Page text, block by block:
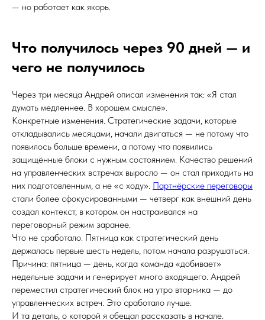
— но работает как якорь.
Что получилось через 90 дней — и
чего не получилось
Через три месяца Андрей описал изменения так: «Я стал
думать медленнее. В хорошем смысле».
Конкретные изменения. Стратегические задачи, которые
откладывались месяцами, начали двигаться — не потому что
появилось больше времени, а потому что появились
защищённые блоки с нужным состоянием. Качество решений
на управленческих встречах выросло — он стал приходить на
них подготовленным, а не «с ходу». Партнёрские переговоры
стали более сфокусированными — четверг как внешний день
создал контекст, в котором он настраивался на
переговорный режим заранее.
Что не сработало. Пятница как стратегический день
держалась первые шесть недель, потом начала разрушаться.
Причина: пятница — день, когда команда «добивает»
недельные задачи и генерирует много входящего. Андрей
переместил стратегический блок на утро вторника — до
управленческих встреч. Это сработало лучше.
И та деталь, о которой я обещал рассказать в начале.